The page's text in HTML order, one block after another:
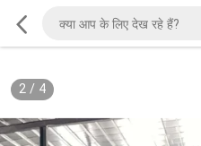
2/ 4